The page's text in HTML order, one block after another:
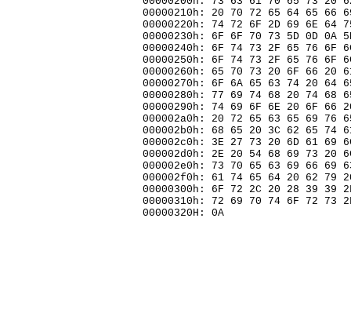
00000210h: 20 70 72 65 64 65 66
00000220h: 74 72 6F 2D 69 6E
00000230h: 6F 6F 70 73 5D 0D
00000240h: 6F 74 73 2F 65 76
00000250h: 6F 74 73 2F 65 76
00000260h: 65 70 73 20 6F 66
00000270h: 6F 6A 65 63 74 20
00000280h: 77 69 74 68 20 74
00000290h: 74 69 6F 6E 20 6F
000002a0h: 20 72 65 63 65 69
000002b0h: 68 65 20 3C 62 65
000002c0h: 3E 27 73 20 6D 61
000002d0h: 2E 20 54 68 69 73
000002e0h: 73 70 65 63 69 66
000002f0h: 61 74 65 64 20 62 79
00000300h: 6F 72 2C 20 28 39
00000310h: 72 69 70 74 6F 72
00000320H: 0A